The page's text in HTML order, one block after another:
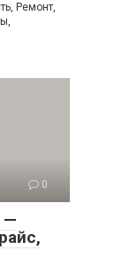
Ремонт,
0
—